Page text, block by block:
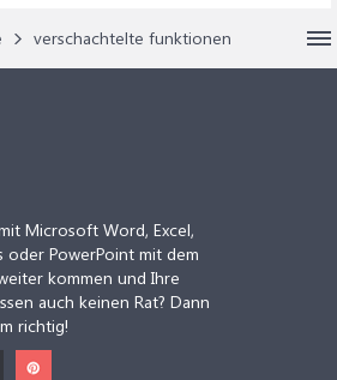
verschachtelte funktionen
Microsoft Word, Excel,
oder PowerPoint mit dem
kommen und Ihre
auch keinen Rat? Dann
richtig!